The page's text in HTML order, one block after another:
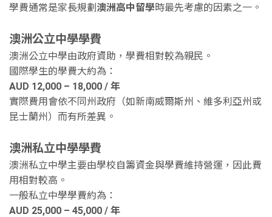
學費通常是家長規劃 澳洲高中留學時最先考慮的因素之一。
澳洲公立中學學費
澳洲公立中學由政府資助，學費相對較為親民。
國際學生的學費大約為：
AUD 12,000 – 18,000 / 年
實際費用會依不同州政府（如新南威爾斯州、維多利亞州或
昆士蘭州）而有所差異。
澳洲私立中學學費
澳洲私立中學主要由學校自籌資金與學費維持營運，因此費
用相對較高。
一般私立中學學費約為：
AUD 25,000 – 45,000 / 年